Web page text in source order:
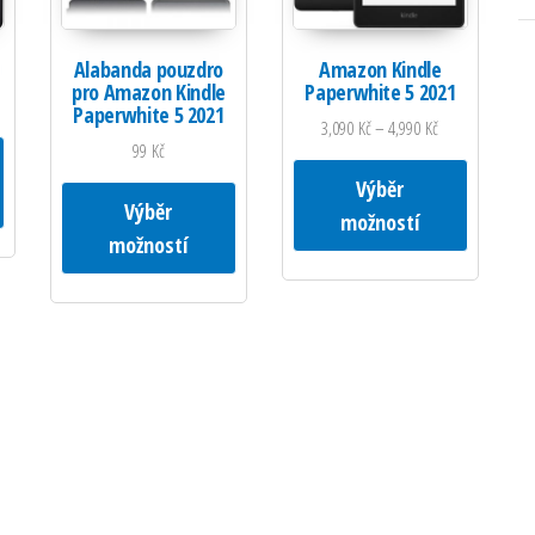
lze vybrat na stránce produktu
Tento produkt má více variant. Možnosti lze vybrat na stránce produktu
Alabanda pouzdro
pro Amazon Kindle
Paperwhite 5 2021
99 Kč
Výběr
možností
Tento produkt má více variant. Možnosti
Amazon Kindle
Paperwhite 5 2021
3,090 Kč–4,990 Kč
Výběr
možností
Tento